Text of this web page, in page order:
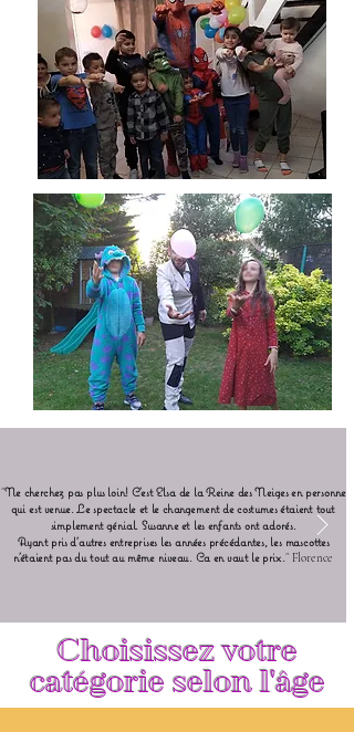
"Ne cherchez pas plus loin! C'est Elsa de la Reine des Neiges en personne
qui est venue. Le spectacle et le changement de costumes étaient tout
simplement génial. Susanne et les enfants ont adorés.
Ayant pris d'autres entreprises les années précédantes, les mascottes
n'étaient pas du tout au même niveau. Ca en vaut le prix." Florence
Choisissez votre
catégorie selon l'âge